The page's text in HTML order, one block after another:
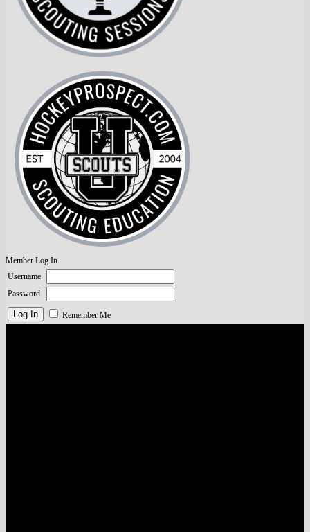
Member Log In
Username
Password
Remember Me